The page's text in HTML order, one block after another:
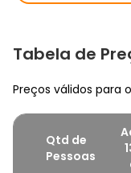
Tabela de
Preços válidos para
Qtd de
Pessoas